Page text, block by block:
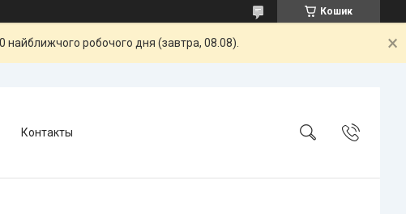
Кошик
найближчого робочого дня (завтра, 08.08).
Контакты